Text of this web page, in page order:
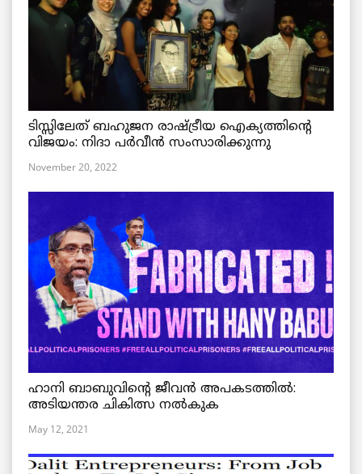
ടിസ്സിലേത് ബഹുജന രാഷ്ട്രീയ ഐക്യത്തിന്റെ
വിജയം: നിദാ പർവീൻ സംസാരിക്കുന്നു
November 20, 2022
ഹാനി ബാബുവിന്റെ ജീവൻ അപകടത്തിൽ:
അടിയന്തര ചികിത്സ നൽകുക
May 12, 2021